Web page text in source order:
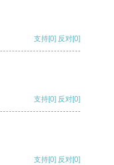
支持[0] 反对[0]
支持[0] 反对[0]
支持[0] 反对[0]